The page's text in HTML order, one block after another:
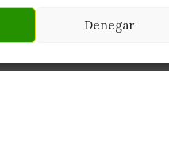
Denegar